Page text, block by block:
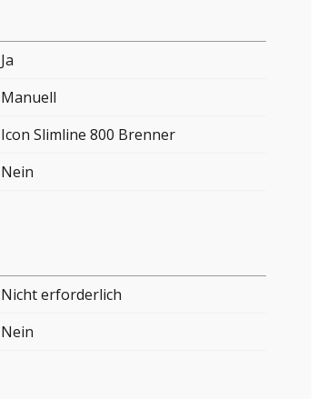
Ja
Manuell
Icon Slimline 800 Brenner
Nein
Nicht erforderlich
Nein